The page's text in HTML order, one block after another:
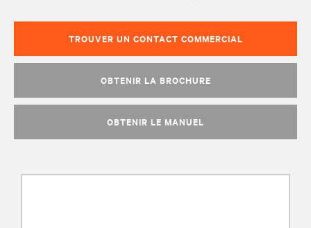
TROUVER UN CONTACT COMMERCIAL
OBTENIR LA BROCHURE
OBTENIR LE MANUEL